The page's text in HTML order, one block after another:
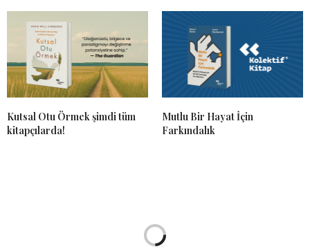
Kutsal Otu Örmek şimdi tüm
kitapçılarda!
Mutlu Bir Hayat İçin
Farkındalık